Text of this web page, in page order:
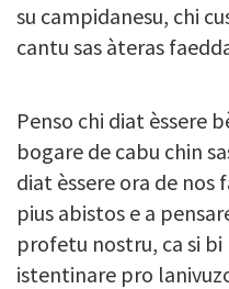
su campidanesu, chi
cantu sas àteras
Penso chi diat èssere
bogare de cabu chin
diat èssere ora de
pius abistos e a
profetu nostru, ca si bi
istentinare pro